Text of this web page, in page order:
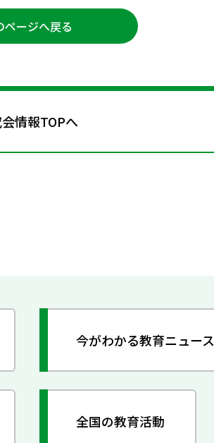
ページへ戻る
情報TOPへ
今がわかる教育ニュース
全国の教育活動